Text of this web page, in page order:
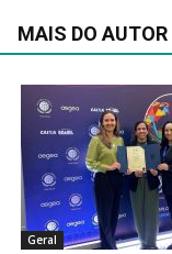
MAIS DO AUTOR
Geral